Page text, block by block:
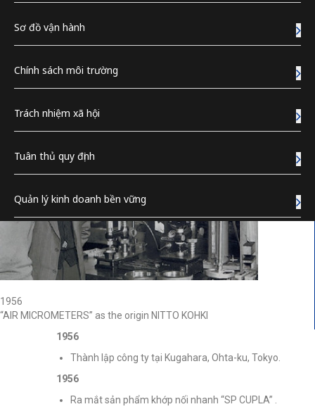
Sơ đồ vận hành
Chính sách môi trường
Trách nhiệm xã hội
Tuân thủ quy định
Quản lý kinh doanh bền vững
1956
“AIR MICROMETERS” as the origin NITTO KOHKI
1956
Thành lập công ty tại Kugahara, Ohta-ku, Tokyo.
1956
Ra mắt sản phẩm khớp nối nhanh “SP CUPLA” .